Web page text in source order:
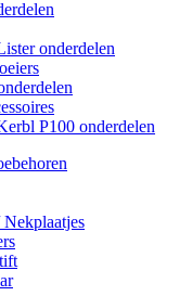
onderdelen
P100 onderdelen
Nekplaatjes